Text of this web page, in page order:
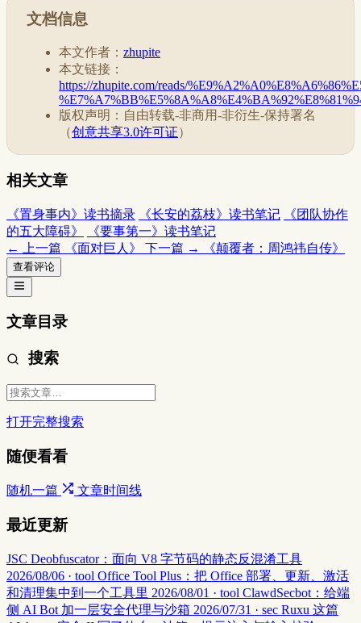
文档信息
本文作者： zhupite
本文链接：
https://zhupite.com/reads/
版权声明：自由转载-非商用-非衍生-保持署名
（创意共享3.0许可证）
相关文章
《置身事内》读书摘录 《长安的荔枝》读书笔记
《团队协作
的五大障碍》
《要事第一》读书笔记
← 上一篇
《面对巨人》 下一篇 → 《颠覆者：周鸿祎自传》
查看评论
文章目录
搜索
打开完整搜索
随便看看
随机一篇 文章时间线
最近更新
JSC Deobfuscator：面向 V8 字节码的静态反混淆工具
2026/08/06 · tool Office Tool Plus：把 Office 部署、更新、激活
和清理集中到一个工具里 2026/08/01 · tool ClawdSecbot：给端
侧 AI Bot 加一层安全代理与沙箱 2026/07/31 · sec Ruxu 这篇